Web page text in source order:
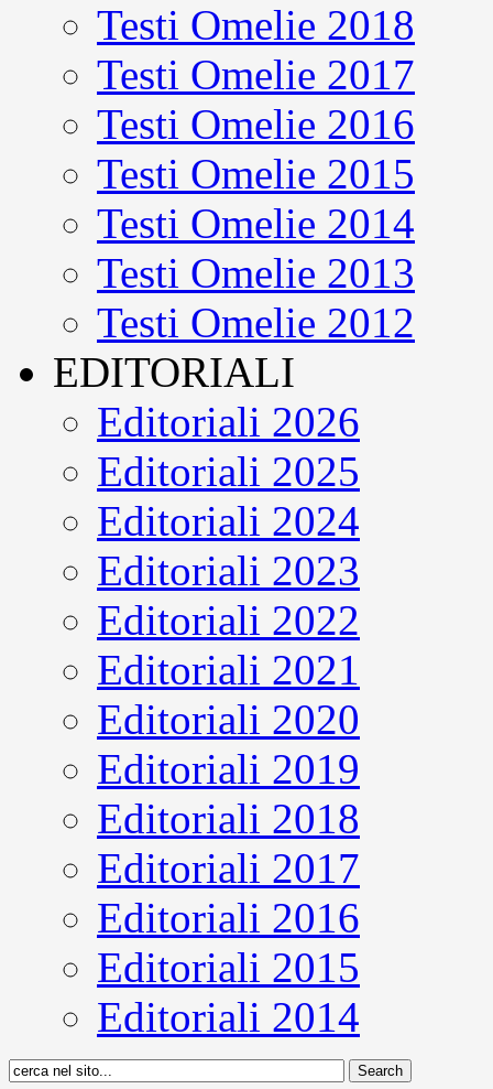
Testi Omelie 2018
Testi Omelie 2017
Testi Omelie 2016
Testi Omelie 2015
Testi Omelie 2014
Testi Omelie 2013
Testi Omelie 2012
EDITORIALI
Editoriali 2026
Editoriali 2025
Editoriali 2024
Editoriali 2023
Editoriali 2022
Editoriali 2021
Editoriali 2020
Editoriali 2019
Editoriali 2018
Editoriali 2017
Editoriali 2016
Editoriali 2015
Editoriali 2014